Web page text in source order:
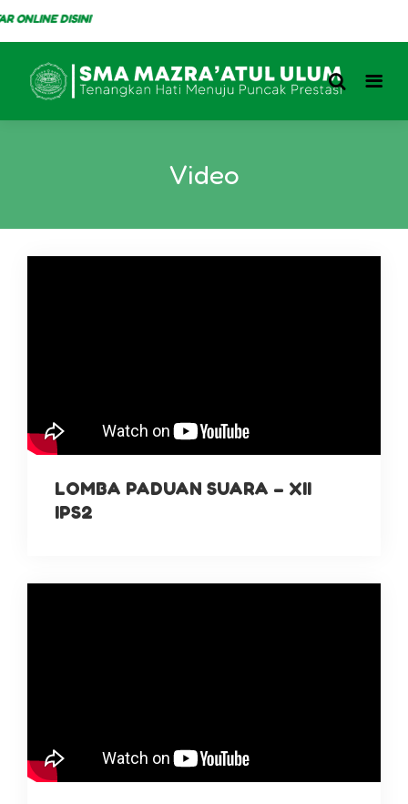
DISINI
Video
LOMBA PADUAN SUARA – XII
IPS2